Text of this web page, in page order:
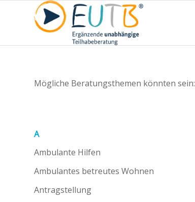
Mögliche Beratungsthemen könnten sein:
A
Ambulante Hilfen
Ambulantes betreutes Wohnen
Antragstellung